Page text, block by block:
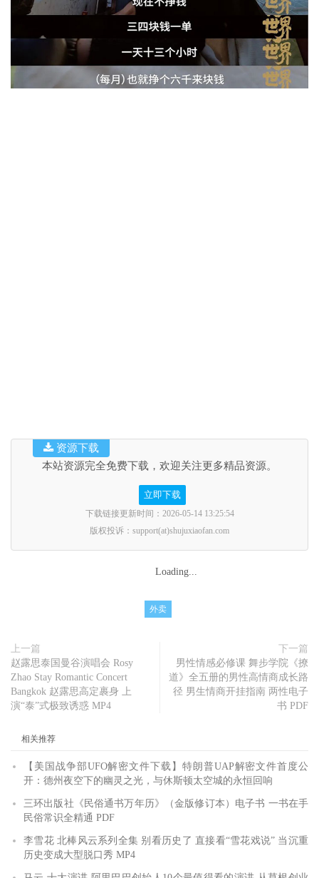
本站资源完全免费下载，欢迎关注更多精品资源。
立即下载
下载链接更新时间：2026-05-14 13:25:54
版权投诉：support(at)shujuxiaofan.com
资源下载
Loading...
外卖
上一篇
赵露思泰国曼谷演唱会 Rosy
Zhao Stay Romantic Concert
Bangkok 赵露思高定裹身 上
演“泰”式极致诱惑 MP4
下一篇
男性情感必修课 舞步学院《撩
道》全五册的男性高情商成长路
径 男生情商开挂指南 两性电子
书 PDF
相关推荐
【美国战争部UFO解密文件下载】特朗普UAP解密文件首度公
开：德州夜空下的幽灵之光，与休斯顿太空城的永恒回响
三环出版社《民俗通书万年历》（金版修订本）电子书 一书在手
民俗常识全精通 PDF
李雪花 北棒风云系列全集 别看历史了 直接看“雪花戏说” 当沉重
历史变成大型脱口秀 MP4